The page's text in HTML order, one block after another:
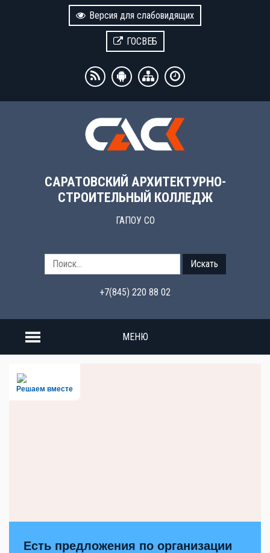
Версия для слабовидящих
ГОСВЕБ
САРАТОВСКИЙ АРХИТЕКТУРНО-
СТРОИТЕЛЬНЫЙ КОЛЛЕДЖ
ГАПОУ СО
Искать
+7(845) 220 88 02
МЕНЮ
Решаем вместе
Есть предложения по организации